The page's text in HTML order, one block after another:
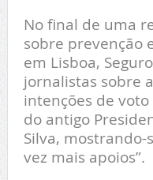
No final de uma
sobre prevenção
em Lisboa,
jornalistas sobre
intenções de
do antigo
Silva, mostrando-
vez mais apoios”.